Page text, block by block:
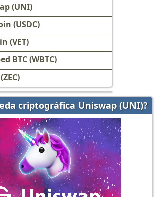
(UNI)
(USDC)
(VET)
BTC (WBTC)
criptográfica Uniswap (UNI)?